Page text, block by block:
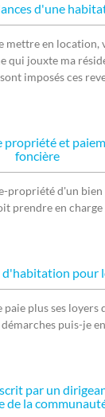
d'une
mettre en location,
qui jouxte ma
imposés ces
propriété et
foncière
propriété d'un
prendre en charge
pour
plus ses loyers
puis-je
par un
de la